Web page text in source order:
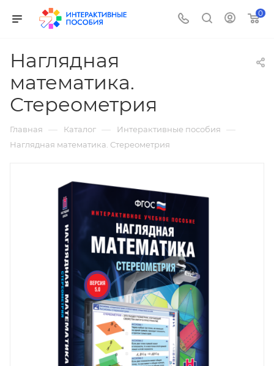
0
Наглядная
математика.
Стереометрия
Главная — Каталог — Интерактивные пособия —
Наглядная математика. Стереометрия